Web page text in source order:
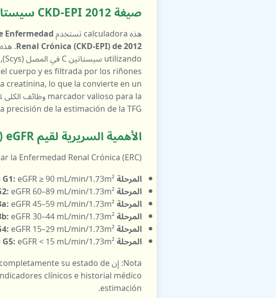
صيغة CKD-EPI 2012 سيستاتين C
هذه calculadora تستخدم Enfermedad
Renal Crónica (CKD-EPI) de 2012
creatinina, lo que la convierte en un
de la estimación de la TFG.
الأهمية السريرية لقيم eGFR (بناءً على إرشادات KDIGO) لوظائف الكلى
la Enfermedad Renal Crónica (ERC):
المرحلة G1:eGFR ≥ 90 mL/min/1.73m² (طبيعي أو مرتفع, pero puede haber otra evidencia de daño renal)
المرحلة G2:eGFR 60–89 mL/min/1.73m² (انخفاض طفيف)
المرحلة G3a:eGFR 45–59 mL/min/1.73m² (انخفاض خفيف إلى متوسط)
المرحلة G3b:eGFR 30–44 mL/min/1.73m² (انخفاض متوسط إلى شديد)
المرحلة G4:eGFR 15–29 mL/min/1.73m² (انخفاض شديد)
المرحلة G5:eGFR < 15 mL/min/1.73m² (فشل كلوي)
estimación.